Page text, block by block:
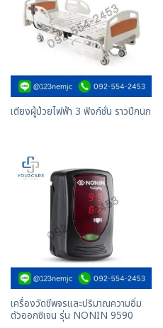
เตียงผู้ป่วยไฟฟ้า 3 ฟังก์ชั่น ราวปีกนก
เครื่องวัดชีพจรและปริมาณความอิ่ม
ตัวออกซิเจน รุ่น NONIN 9590